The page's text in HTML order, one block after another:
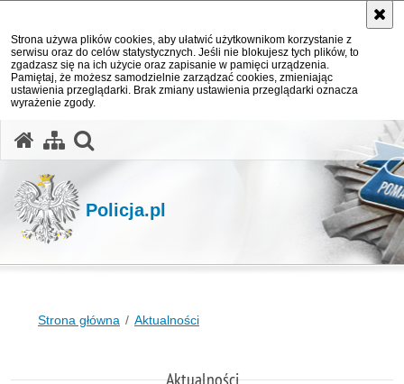
Strona używa plików cookies, aby ułatwić użytkownikom korzystanie z
serwisu oraz do celów statystycznych. Jeśli nie blokujesz tych plików, to
zgadzasz się na ich użycie oraz zapisanie w pamięci urządzenia.
Pamiętaj, że możesz samodzielnie zarządzać cookies, zmieniając
ustawienia przeglądarki. Brak zmiany ustawienia przeglądarki oznacza
wyrażenie zgody.
Policja.pl
Strona główna Aktualności
Aktualności